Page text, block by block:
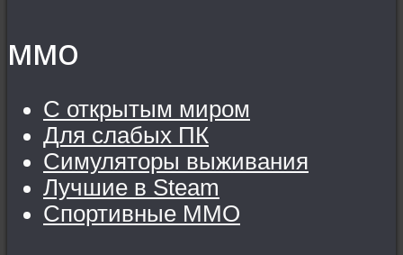
MMO
С открытым миром
Для слабых ПК
Симуляторы выживания
Лучшие в Steam
Спортивные MMO